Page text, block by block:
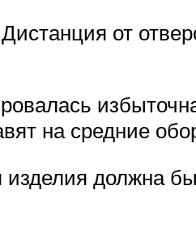
от
на средние
изделия должна